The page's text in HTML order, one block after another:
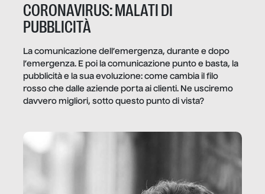
CORONAVIRUS: MALATI DI
PUBBLICITÀ
La comunicazione dell’emergenza, durante e dopo
l’emergenza. E poi la comunicazione punto e basta, la
pubblicità e la sua evoluzione: come cambia il filo
rosso che dalle aziende porta ai clienti. Ne usciremo
davvero migliori, sotto questo punto di vista?